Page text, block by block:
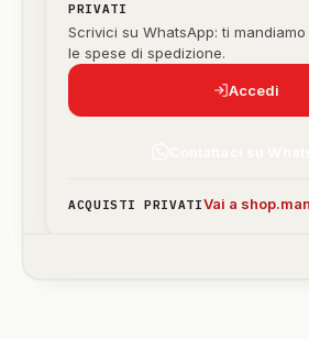
PRIVATI
Scrivici su WhatsApp: ti
le spese di spedizione.
Accedi
ACQUISTI PRIVATIVai a